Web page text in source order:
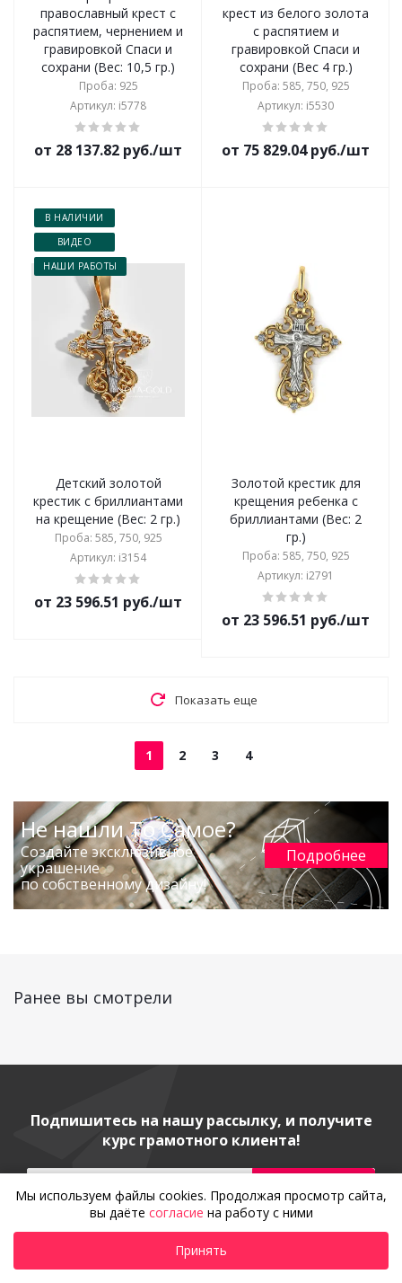
православный крест с
распятием, чернением и
гравировкой Спаси и
сохрани (Вес: 10,5 гр.)
Проба: 925
Артикул: i5778
от 28 137.82 руб./шт
крест из белого золота
с распятием и
гравировкой Спаси и
сохрани (Вес 4 гр.)
Проба: 585, 750, 925
Артикул: i5530
от 75 829.04 руб./шт
В НАЛИЧИИ
ВИДЕО
НАШИ РАБОТЫ
Детский золотой
крестик с бриллиантами
на крещение (Вес: 2 гр.)
Проба: 585, 750, 925
Артикул: i3154
от 23 596.51 руб./шт
Золотой крестик для
крещения ребенка с
бриллиантами (Вес: 2
гр.)
Проба: 585, 750, 925
Артикул: i2791
от 23 596.51 руб./шт
Показать еще
1 2 3 4
Не нашли То Самое?
Создайте эксклюзивное
украшение
по собственному дизайну!
Подробнее
Ранее вы смотрели
Подпишитесь на нашу рассылку, и получите
курс грамотного клиента!
Мы используем файлы cookies. Продолжая просмотр сайта,
вы даёте согласие на работу с ними
Принять